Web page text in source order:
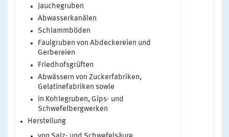
Jauchegruben
Abwasserkanälen
Schlammböden
Faulgruben von Abdeckereien und
Gerbereien
Friedhofsgrüften
Abwässern von Zuckerfabriken,
Gelatinefabriken sowie
in Kohlegruben, Gips- und
Schwefelbergwerken
Herstellung